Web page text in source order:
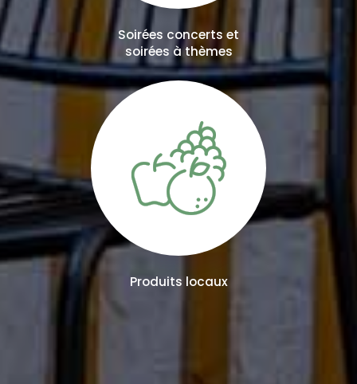
Soirées concerts et
soirées à thèmes
Produits locaux